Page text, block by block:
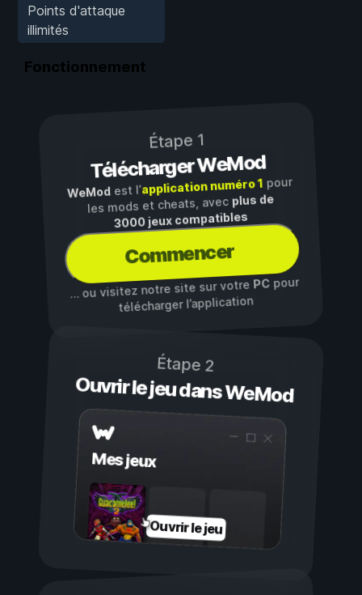
Points d'attaque
illimités
Fonctionnement
Étape 1
Télécharger WeMod
WeModest l’application numéro 1pour
les mods et cheats, avec plus de
3000 jeux compatibles
Commencer
… ou visitez notre site sur votre PCpour
télécharger l’application
Étape 2
Ouvrir le jeu dans WeMod
Mes jeux
Ouvrir le jeu